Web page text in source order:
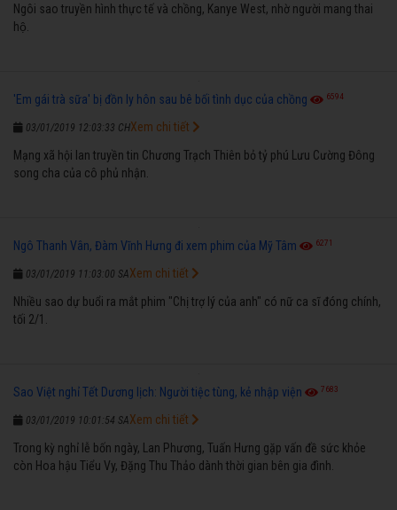
Ngôi sao truyền hình thực tế và chồng, Kanye West, nhờ người mang thai
hộ.
'Em gái trà sữa' bị đồn ly hôn sau bê bối tình dục của chồng 6594
03/01/2019 12:03:33 CH
Mạng xã hội lan truyền tin Chương Trạch Thiên bỏ tỷ phú Lưu Cường Đông
song cha của cô phủ nhận.
Xem chi tiết
Ngô Thanh Vân, Đàm Vĩnh Hưng đi xem phim của Mỹ Tâm 6271
03/01/2019 11:03:00 SA
Nhiều sao dự buổi ra mắt phim "Chị trợ lý của anh" có nữ ca sĩ đóng chính,
tối 2/1.
Xem chi tiết
Sao Việt nghỉ Tết Dương lịch: Người tiệc tùng, kẻ nhập viện 7683
03/01/2019 10:01:54 SA
Trong kỳ nghỉ lễ bốn ngày, Lan Phương, Tuấn Hưng gặp vấn đề sức khỏe
còn Hoa hậu Tiểu Vy, Đặng Thu Thảo dành thời gian bên gia đình.
Xem chi tiết